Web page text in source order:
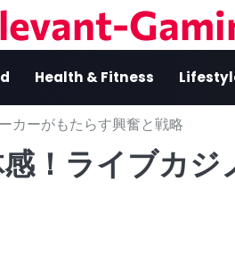
Health & Fitness
カーがもたらす興奮と戦略
！ライブカジ